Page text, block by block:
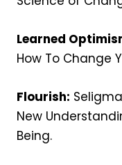
Learned
How To Change
Flourish:
New
Being.